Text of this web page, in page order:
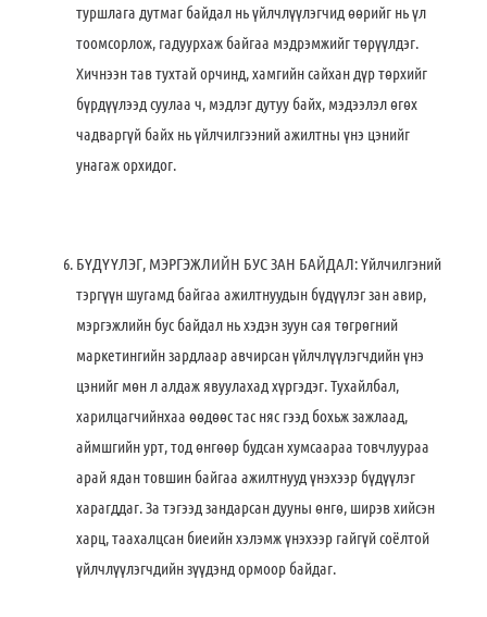
туршлага дутмаг байдал нь үйлчлүүлэгчид өөрийг нь үл
тоомсорлож, гадуурхаж байгаа мэдрэмжийг төрүүлдэг.
Хичнээн тав тухтай орчинд, хамгийн сайхан дүр төрхийг
бүрдүүлээд суулаа ч, мэдлэг дутуу байх, мэдээлэл өгөх
чадваргүй байх нь үйлчилгээний ажилтны үнэ цэнийг
унагаж орхидог.
БҮДҮҮЛЭГ, МЭРГЭЖЛИЙН БУС ЗАН БАЙДАЛ: Үйлчилгэний
тэргүүн шугамд байгаа ажилтнуудын бүдүүлэг зан авир,
мэргэжлийн бус байдал нь хэдэн зуун сая төгрөгний
маркетингийн зардлаар авчирсан үйлчлүүлэгчдийн үнэ
цэнийг мөн л алдаж явуулахад хүргэдэг. Тухайлбал,
харилцагчийнхаа өөдөөс тас няс гээд бохьж зажлаад,
аймшгийн урт, тод өнгөөр будсан хумсаараа товчлуураа
арай ядан товшин байгаа ажилтнууд үнэхээр бүдүүлэг
харагддаг. За тэгээд зандарсан дууны өнгө, ширэв хийсэн
харц, таахалцсан биеийн хэлэмж үнэхээр гайгүй соёлтой
үйлчлүүлэгчдийн зүүдэнд ормоор байдаг.